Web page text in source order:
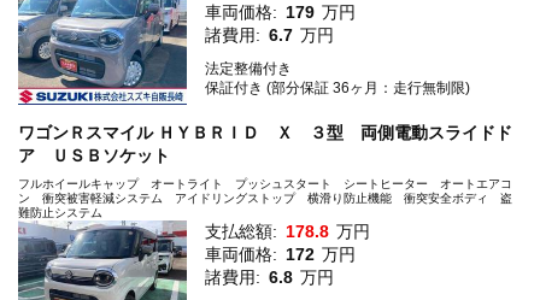
車両価格: 179 万円
諸費用: 6.7 万円
法定整備付き
保証付き (部分保証 36ヶ月：走行無制限)
ワゴンＲスマイル ＨＹＢＲＩＤ Ｘ ３型 両側電動スライドド
ア ＵＳＢソケット
フルホイールキャップ オートライト プッシュスタート シートヒーター オートエアコ
ン 衝突被害軽減システム アイドリングストップ 横滑り防止機能 衝突安全ボディ 盗
難防止システム
支払総額: 178.8 万円
車両価格: 172 万円
諸費用: 6.8 万円